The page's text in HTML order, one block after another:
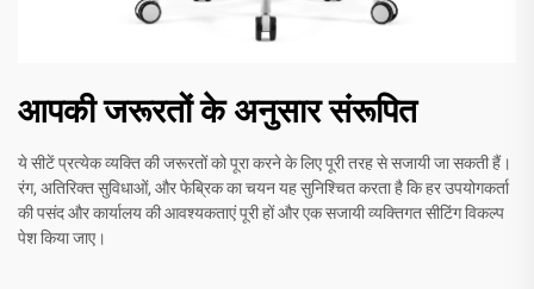
आपकी जरूरतों के अनुसार संरूपित
ये सीटें प्रत्येक व्यक्ति की जरूरतों को पूरा करने के लिए पूरी तरह से सजायी जा सकती हैं।
रंग, अतिरिक्त सुविधाओं, और फेब्रिक का चयन यह सुनिश्चित करता है कि हर उपयोगकर्ता
की पसंद और कार्यालय की आवश्यकताएं पूरी हों और एक सजायी व्यक्तिगत सीटिंग विकल्प
पेश किया जाए।